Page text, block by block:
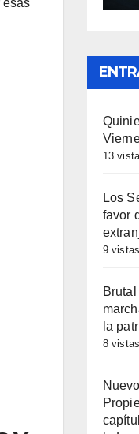
esas
13
Los
favor
9 vistas
la
8 vistas